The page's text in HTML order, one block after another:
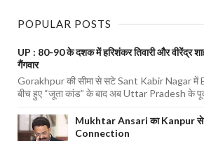
POPULAR POSTS
UP : 80-90 के दशक में हरिशंकर तिवारी और वीरेंद्र
गैंगवार
Gorakhpur की सीमा से सटे Sant Kabir Nagar में
बीच हुए “जूता कांड” के बाद अब Uttar Pradesh के
Mukhtar Ansari का Kanpur से
Connection